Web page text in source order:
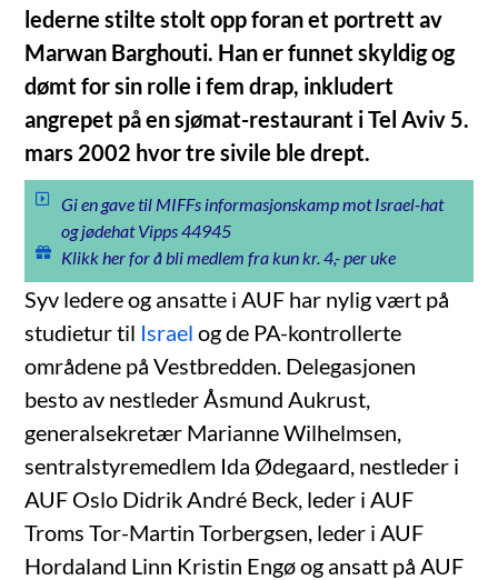
lederne stilte stolt opp foran et portrett av
Marwan Barghouti. Han er funnet skyldig og
dømt for sin rolle i fem drap, inkludert
angrepet på en sjømat-restaurant i Tel Aviv 5.
mars 2002 hvor tre sivile ble drept.
Gi en gave til MIFFs informasjonskamp mot Israel-hat
og jødehat Vipps 44945
Klikk her for å bli medlem fra kun kr. 4,- per uke
Syv ledere og ansatte i AUF har nylig vært på
studietur til Israel og de PA-kontrollerte
områdene på Vestbredden. Delegasjonen
besto av nestleder Åsmund Aukrust,
generalsekretær Marianne Wilhelmsen,
sentralstyremedlem Ida Ødegaard, nestleder i
AUF Oslo Didrik André Beck, leder i AUF
Troms Tor-Martin Torbergsen, leder i AUF
Hordaland Linn Kristin Engø og ansatt på AUF